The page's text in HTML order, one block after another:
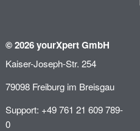
© 2026 yourXpert GmbH
Kaiser-Joseph-Str. 254
79098 Freiburg im Breisgau
Support: +49 761 21 609 789-
0